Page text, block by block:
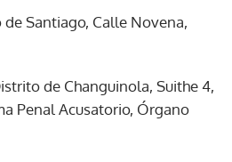
Santiago, Calle Novena,
de Changuinola, Suithe 4,
Penal Acusatorio, Órgano